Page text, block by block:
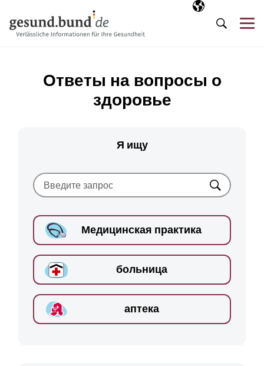
Выбранный
RU
Поиск
Ответы на вопросы о
здоровье
Я ищу
Искать
Медицинская практика
больница
аптека